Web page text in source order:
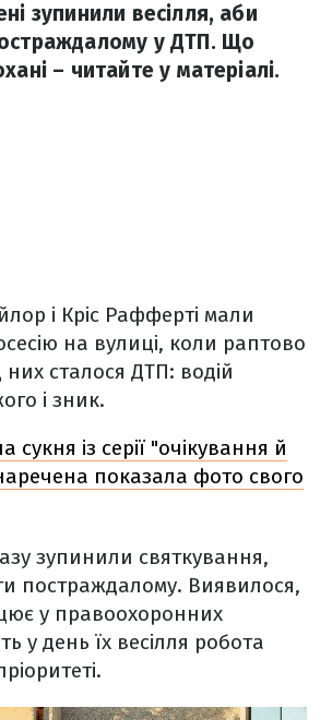
зупинили весілля, аби
у ДТП. Що
– читайте у матеріалі.
і Кріс Рафферті мали
на вулиці, коли раптово
них сталося ДТП: водій
і зник.
сукня із серії "очікування й
показала фото свого
зупинили святкування,
постраждалому. Виявилося,
у правоохоронних
у день їх весілля робота